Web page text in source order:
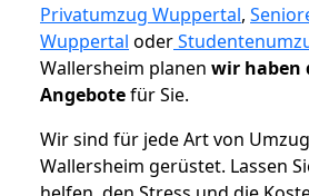
Privatumzug Wuppertal,
Wuppertal oder
Wallersheim planen wir haben
Angebotefür Sie.
Wir sind für jede Art von
Wallersheim gerüstet. Lassen